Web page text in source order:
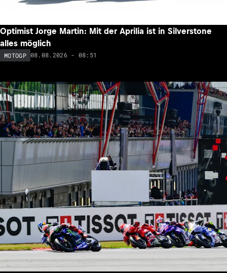
Optimist Jorge Martin: Mit der Aprilia ist in Silverstone
alles möglich
MOTOGP 08.08.2026 - 08:51